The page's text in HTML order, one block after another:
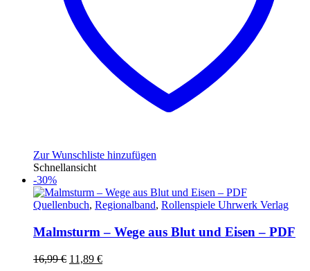
Zur Wunschliste hinzufügen
Schnellansicht
-30%
Quellenbuch, Regionalband, Rollenspiele Uhrwerk Verlag
Malmsturm – Wege aus Blut und Eisen – PDF
16,99€ Ursprünglicher
11,89 €Aktueller